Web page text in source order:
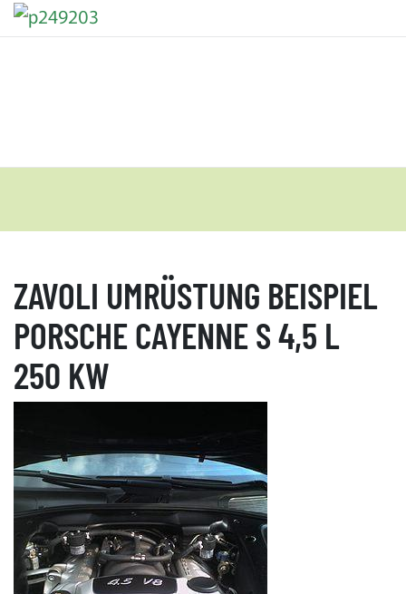
ZAVOLI UMRÜSTUNG BEISPIEL
PORSCHE CAYENNE S 4,5 L
250 KW